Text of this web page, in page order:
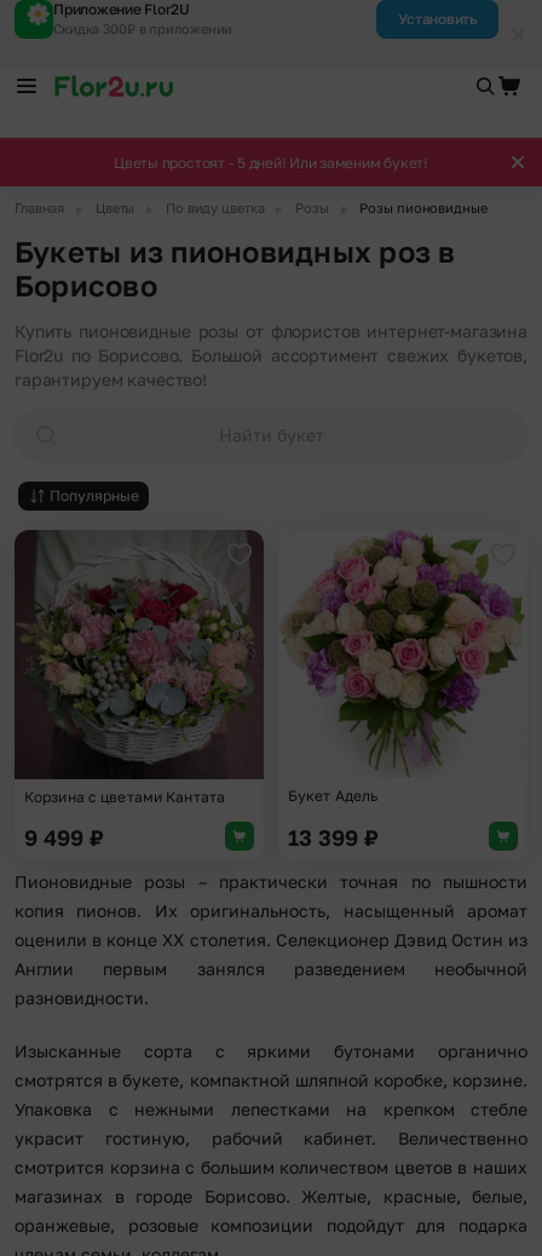
Приложение Flor2U
Скидка 300₽ в приложении
Установить
Цветы простоят - 5 дней! Или заменим букет!
Главная Цветы По виду цветка Розы Розы пионовидные
Букеты из пионовидных роз в
Борисово
Купить пионовидные розы от флористов интернет-магазина
Flor2u по Борисово. Большой ассортимент свежих букетов,
гарантируем качество!
Найти букет
Популярные
Добавить в избранное
Корзина с цветами Кантата
9 499 ₽
Букет Адель
13 399 ₽
Пионовидные розы – практически точная по пышности
копия пионов. Их оригинальность, насыщенный аромат
оценили в конце XX столетия. Селекционер Дэвид Остин из
Англии первым занялся разведением необычной
разновидности.
Изысканные сорта с яркими бутонами органично
смотрятся в букете, компактной шляпной коробке, корзине.
Упаковка с нежными лепестками на крепком стебле
украсит гостиную, рабочий кабинет. Величественно
смотрится корзина с большим количеством цветов в наших
магазинах в городе Борисово. Желтые, красные, белые,
оранжевые, розовые композиции подойдут для подарка